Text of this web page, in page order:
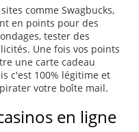
comme Swagbucks,
en points pour des
tester des
Une fois vos points
une carte cadeau
c'est 100% légitime et
votre boîte mail.
en ligne